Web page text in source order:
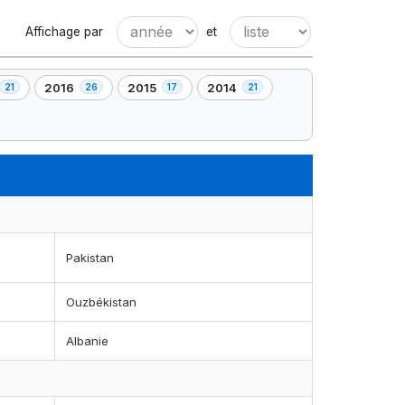
Affichage par et
21 2016 26
,
2015 17
,
2014 21
,
Pakistan
Ouzbékistan
Albanie